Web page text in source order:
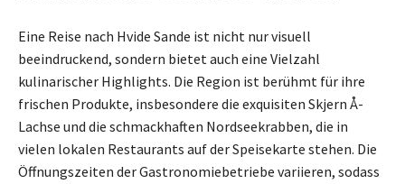
Eine Reise nach Hvide Sande ist nicht nur visuell
beeindruckend, sondern bietet auch eine Vielzahl
kulinarischer Highlights. Die Region ist berühmt für ihre
frischen Produkte, insbesondere die exquisiten Skjern Å-
Lachse und die schmackhaften Nordseekrabben, die in
vielen lokalen Restaurants auf der Speisekarte stehen. Die
Öffnungszeiten der Gastronomiebetriebe variieren, sodass